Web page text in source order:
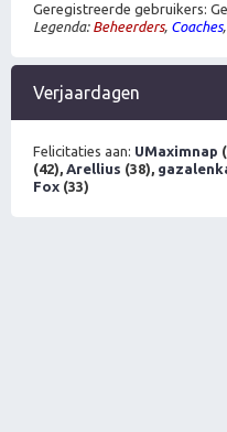
Geregistreerde gebruikers:
Legenda: Beheerders, Coaches,
Verjaardagen
Felicitaties aan: UMaximnap
(42), Arellius (38),
Fox (33)